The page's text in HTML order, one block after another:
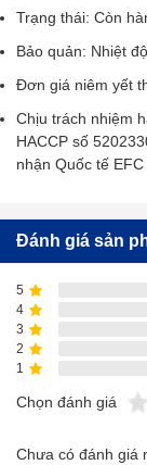
Trạng thái: Còn
Bảo quản: Nhiệt
Đơn giá niêm yết
Chịu trách nhiệm
HACCP số
nhận Quốc tế EFC
Đánh giá sản
5
4
3
2
1
Chọn đánh giá
Chưa có đánh giá